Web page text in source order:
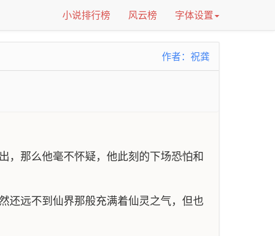
小说排行榜 风云榜 字体设置
作者：祝龚
，那么他毫不怀疑，他此刻的下场恐怕和
还远不到仙界那般充满着仙灵之气，但也